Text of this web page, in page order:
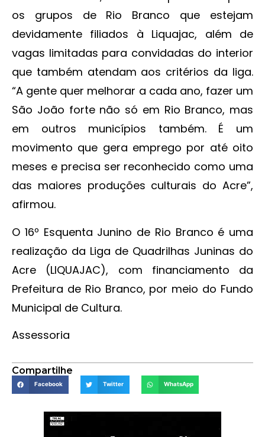
os grupos de Rio Branco que estejam
devidamente filiados à Liquajac, além de
vagas limitadas para convidadas do interior
que também atendam aos critérios da liga.
“A gente quer melhorar a cada ano, fazer um
São João forte não só em Rio Branco, mas
em outros municípios também. É um
movimento que gera emprego por até oito
meses e precisa ser reconhecido como uma
das maiores produções culturais do Acre”,
afirmou.
O 16º Esquenta Junino de Rio Branco é uma
realização da Liga de Quadrilhas Juninas do
Acre (LIQUAJAC), com financiamento da
Prefeitura de Rio Branco, por meio do Fundo
Municipal de Cultura.
Assessoria
Compartilhe
Facebook Twitter WhatsApp